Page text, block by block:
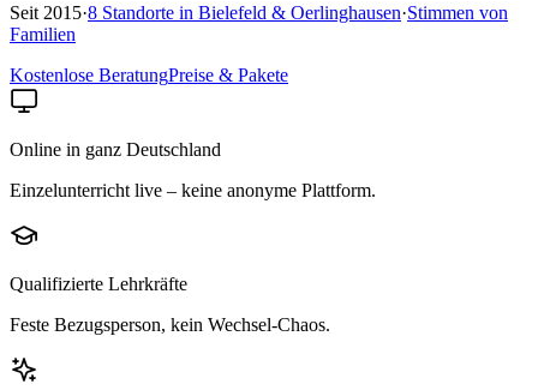
Seit 2015·8 Standorte in Bielefeld & Oerlinghausen·Stimmen von
Familien
Kostenlose BeratungPreise & Pakete
Online in ganz Deutschland
Einzelunterricht live – keine anonyme Plattform.
Qualifizierte Lehrkräfte
Feste Bezugsperson, kein Wechsel-Chaos.